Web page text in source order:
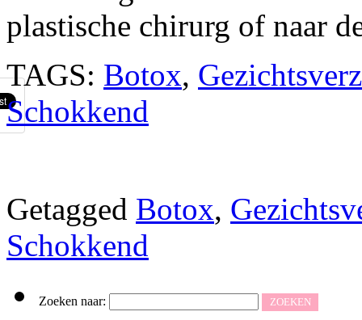
plastische chirurg of naar
TAGS: Botox,
Schokkend
Getagged Botox,
Schokkend
Zoeken naar: